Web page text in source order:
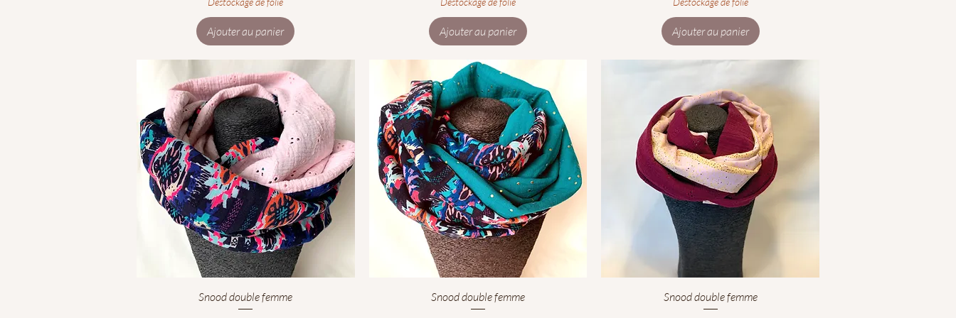
Ajouter au panier Ajouter au panier Ajouter au panier
Aperçu rapide
Snood double femme
Aperçu rapide
Snood double femme
Aperçu rapide
Snood double femme